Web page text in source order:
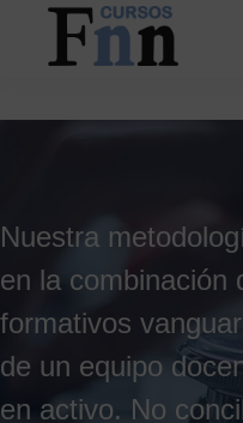
Saltar
contenido
en
Nuestra
en la combinación
formativos
de un equipo
en activo. No